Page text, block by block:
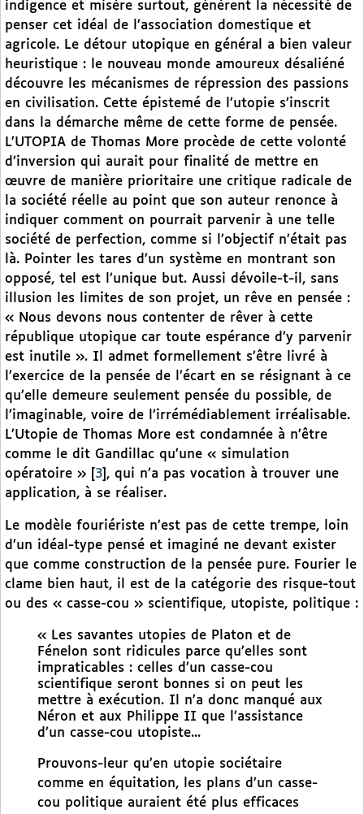
indigence et misère surtout, génèrent la nécessité de
penser cet idéal de l’association domestique et
agricole. Le détour utopique en général a bien valeur
heuristique : le nouveau monde amoureux désaliéné
découvre les mécanismes de répression des passions
en civilisation. Cette épistemé de l’utopie s’inscrit
dans la démarche même de cette forme de pensée.
L’UTOPIA de Thomas More procède de cette volonté
d’inversion qui aurait pour finalité de mettre en
œuvre de manière prioritaire une critique radicale de
la société réelle au point que son auteur renonce à
indiquer comment on pourrait parvenir à une telle
société de perfection, comme si l’objectif n’était pas
là. Pointer les tares d’un système en montrant son
opposé, tel est l’unique but. Aussi dévoile-t-il, sans
illusion les limites de son projet, un rêve en pensée :
« Nous devons nous contenter de rêver à cette
république utopique car toute espérance d’y parvenir
est inutile ». Il admet formellement s’être livré à
l’exercice de la pensée de l’écart en se résignant à ce
qu’elle demeure seulement pensée du possible, de
l’imaginable, voire de l’irrémédiablement irréalisable.
L’Utopie de Thomas More est condamnée à n’être
comme le dit Gandillac qu’une « simulation
opératoire »
3 , qui n’a pas vocation à trouver une
application, à se réaliser.
Le modèle fouriériste n’est pas de cette trempe, loin
d’un idéal-type pensé et imaginé ne devant exister
que comme construction de la pensée pure. Fourier le
clame bien haut, il est de la catégorie des risque-tout
ou des « casse-cou » scientifique, utopiste, politique :
« Les savantes utopies de Platon et de
Fénelon sont ridicules parce qu’elles sont
impraticables : celles d’un casse-cou
scientifique seront bonnes si on peut les
mettre à exécution. Il n’a donc manqué aux
Néron et aux Philippe II que l’assistance
d’un casse-cou utopiste...
Prouvons-leur qu’en utopie sociétaire
comme en équitation, les plans d’un casse-
cou politique auraient été plus efficaces